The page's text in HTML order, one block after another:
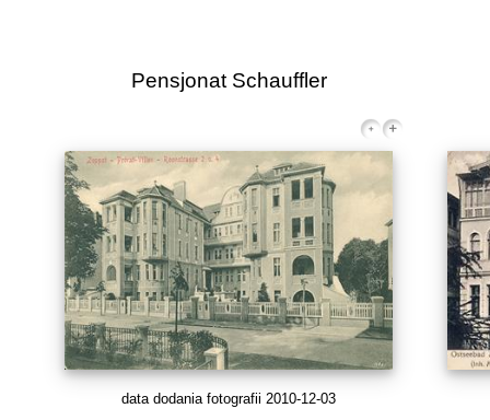
Pensjonat Schauffler
data dodania fotografii 2010-12-03